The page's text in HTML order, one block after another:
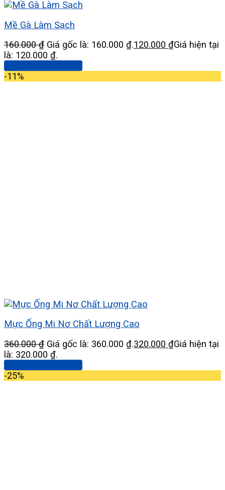
Mề Gà Làm Sạch
160.000₫ Giá gốc là: 160.000 ₫.120.000 ₫Giá hiện tại
là: 120.000 ₫.
-11%
Mực Ống Mi Nơ Chất Lượng Cao
360.000₫ Giá gốc là: 360.000 ₫.320.000 ₫Giá hiện tại
là: 320.000 ₫.
Thêm vào giỏ hàng
-25%